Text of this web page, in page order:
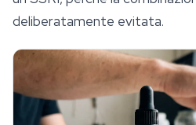
deliberatamente evitata.